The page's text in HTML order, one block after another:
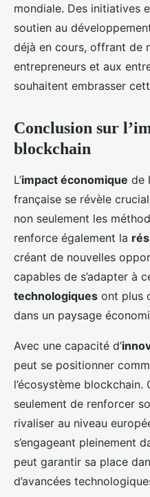
mondiale. Des initiatives
soutien au
déjà en cours, offrant de
entrepreneurs et aux
souhaitent embrasser
Conclusion sur
blockchain
L’impact économique de
française se révèle
non seulement les
renforce également la
créant de nouvelles
capables de s’adapter à
technologiques ont plus
dans un paysage
Avec une capacité d’
peut se positionner
l’écosystème
seulement de renforcer
rivaliser au niveau
s’engageant pleinement
peut garantir sa place
d’avancées